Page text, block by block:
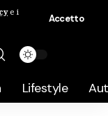
e i
Accetto
Lifestyle